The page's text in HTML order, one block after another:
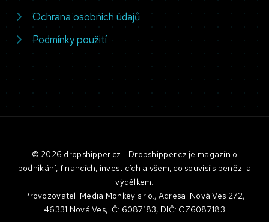
Ochrana osobních údajů
Podmínky použití
© 2026 dropshipper.cz - Dropshipper.cz je magazín o
podnikání, financích, investicích a všem, co souvisí s penězi a
výdělkem.
Provozovatel: Media Monkey s.r.o., Adresa: Nová Ves 272,
46331 Nová Ves, IČ: 6087183, DIČ: CZ6087183